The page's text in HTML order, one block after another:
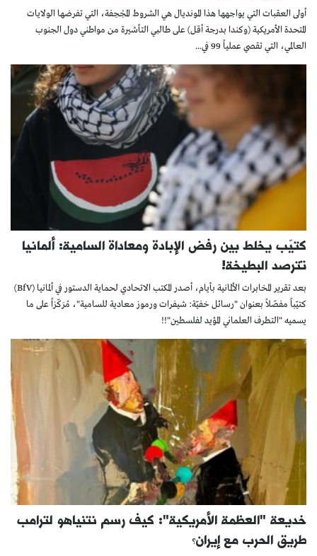
أولى العقبات التي يواجهها هذا المونديال هي الشروط المجْحِفة، التي تفرضها الولايات
المتحدة الأمريكية (وكندا بدرجة أقل) على طالبي التأشيرة من مواطني دول الجنوب
العالمي، التي تقصي عملياً 99 في...
كتيّب يخلط بين رفض الإبادة ومعاداة السامية: ألمانيا
تترصد البطيخة!
بعد تقرير المخابرات الألمانية بأيام، أصدر المكتب الاتحادي لحماية الدستور في ألمانيا (BfV)
كتيّباً مفصّلاً بعنوان "رسائل خفيّة: شيفرات ورموز معادية للسامية"، مُرَكّزاً على ما
يسميه "التطرف العلماني المؤيد لفلسطين"!!
خديعة "العظمة الأمريكية": كيف رسم نتنياهو لترامب
طريق الحرب مع إيران؟